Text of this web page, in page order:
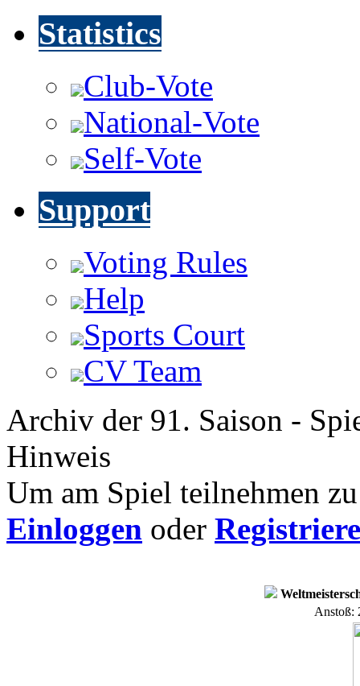
Statistics
Club-Vote
National-Vote
Self-Vote
Support
Voting Rules
Help
Sports Court
CV Team
Archiv der 91. Saison -
Hinweis
Um am Spiel teilnehmen
Einloggen oder
Anstoß: